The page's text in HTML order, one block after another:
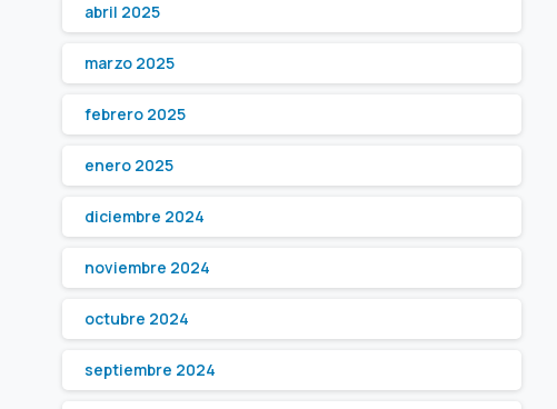
abril 2025
marzo 2025
febrero 2025
enero 2025
diciembre 2024
noviembre 2024
octubre 2024
septiembre 2024